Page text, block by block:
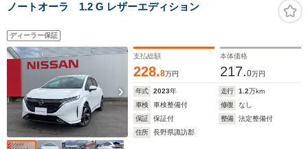
ノートオーラ 1.2 G レザーエディション
ディーラー保証
支払総額
228.8万円
本体価格
217.0万円
年式 2023年 走行 1.2万km
車検
車検整備付 修復
なし
保証
保証付 整備
法定整備付
住所
長野県諏訪郡